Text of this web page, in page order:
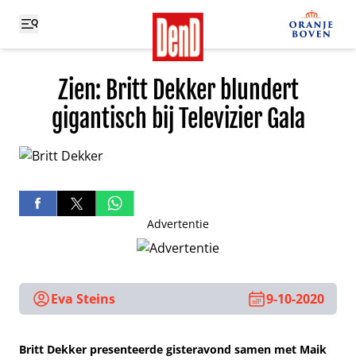
Zien: Britt Dekker blundert
gigantisch bij Televizier Gala
Advertentie
Eva Steins 9-10-2020
Britt Dekker presenteerde gisteravond samen met Maik